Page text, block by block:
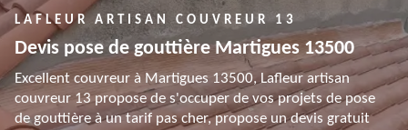
LAFLEUR ARTISAN COUVREUR 13
Devis pose de gouttière Martigues 13500
Excellent couvreur à Martigues 13500, Lafleur artisan
couvreur 13 propose de s'occuper de vos projets de pose
de gouttière à un tarif pas cher, propose un devis gratuit